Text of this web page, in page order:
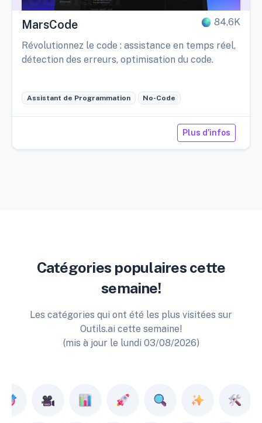
MarsCode 84,6K
Révolutionnez le code : assistance en temps réel,
détection des erreurs, optimisation du code.
Assistant de Programmation No-Code
Plus d'infos
Catégories populaires cette
semaine!
Les catégories qui ont été les plus visitées sur
Outils.ai cette semaine!
(mis à jour le lundi 03/08/2026)